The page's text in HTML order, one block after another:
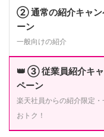
② 通常の紹介キャン
ーン
一般向けの紹介
👑 ③ 従業員紹介キ
ペーン
楽天社員からの紹介限定・
おトク！